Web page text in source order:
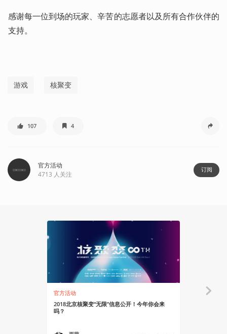
感谢每一位到场的玩家、辛苦的志愿者以及所有合作伙伴的
支持。
游戏 核聚变
107 4
官方活动
4713 人关注
订阅
官方活动
2018北京核聚变“无限”信息公开！今年你会来
吗？
有感而发